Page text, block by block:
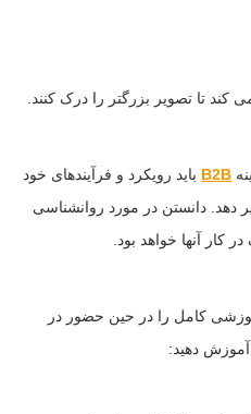
کند تا تصویر بزرگتر را درک کنند.
B2B باید رویکرد و فرآیندهای خود
دهد. دانستن در مورد روانشناسی
کامل را در حین حضور در
آموزش دهید: